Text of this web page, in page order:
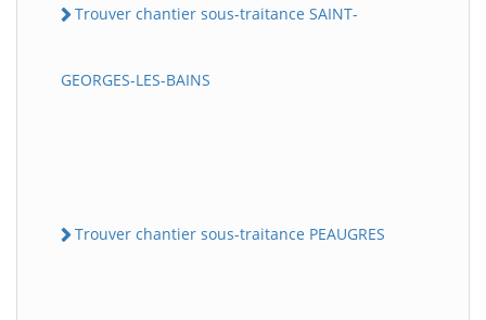
Trouver chantier sous-traitance SAINT-
GEORGES-LES-BAINS
Trouver chantier sous-traitance PEAUGRES